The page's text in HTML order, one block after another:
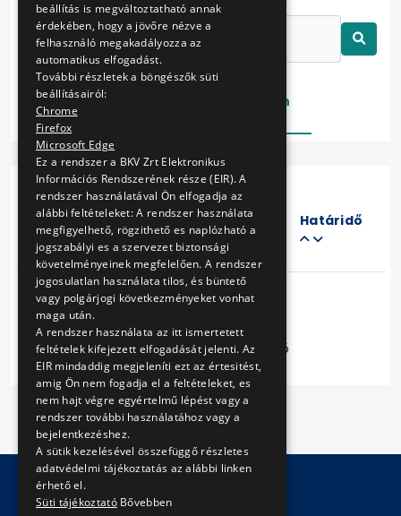
Folyamatban
Cím
Eljárás
száma
Határidő
Előző 1 Következő
beállítás is megváltoztatható annak
érdekében, hogy a jövőre nézve a
felhasználó megakadályozza az
automatikus elfogadást.
További részletek a böngészők süti
beállításairól:
Chrome
Firefox
Microsoft Edge
Ez a rendszer a BKV Zrt Elektronikus
Információs Rendszerének része (EIR). A
rendszer használatával Ön elfogadja az
alábbi feltételeket: A rendszer használata
megfigyelhető, rögzithető es naplózható a
jogszabályi es a szervezet biztonsági
követelményeinek megfelelően. A rendszer
jogosulatlan használata tilos, és büntető
vagy polgárjogi következményeket vonhat
maga után.
A rendszer használata az itt ismertetett
feltételek kifejezett elfogadását jelenti. Az
EIR mindaddig megjeleníti ezt az értesitést,
amig Ön nem fogadja el a feltételeket, es
nem hajt végre egyértelmű lépést vagy a
rendszer további használatához vagy a
bejelentkezéshez.
A sütik kezelésével összefüggő részletes
adatvédelmi tájékoztatás az alábbi linken
érhető el.
Süti tájékoztató Bővebben